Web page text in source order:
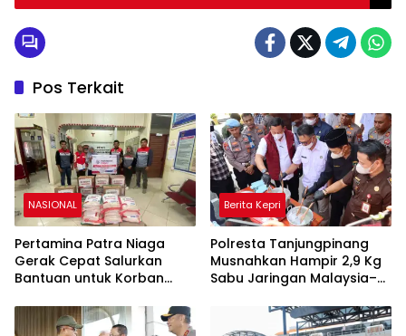
Pos Terkait
NASIONAL
Pertamina Patra Niaga
Gerak Cepat Salurkan
Bantuan untuk Korban
Berita Kepri
Polresta Tanjungpinang
Musnahkan Hampir 2,9 Kg
Sabu Jaringan Malaysia–
Ribuan Jiwa